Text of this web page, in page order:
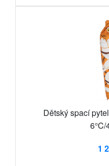
Dětský spací
6°C/
1